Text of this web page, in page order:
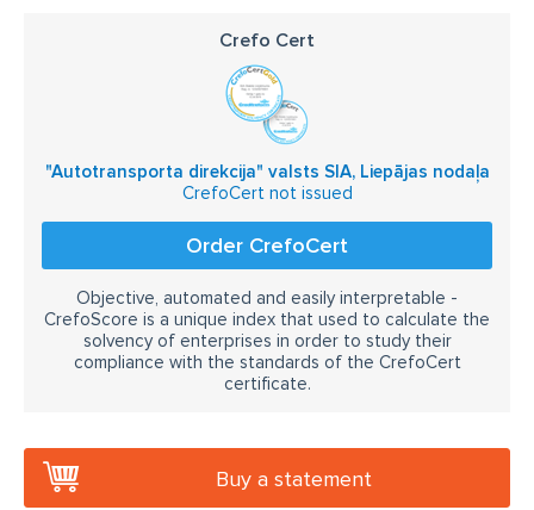
Crefo Cert
"Autotransporta direkcija" valsts SIA, Liepājas nodaļa
CrefoCert not issued
Order CrefoCert
Objective, automated and easily interpretable -
CrefoScore is a unique index that used to calculate the
solvency of enterprises in order to study their
compliance with the standards of the CrefoCert
certificate.
Buy a statement